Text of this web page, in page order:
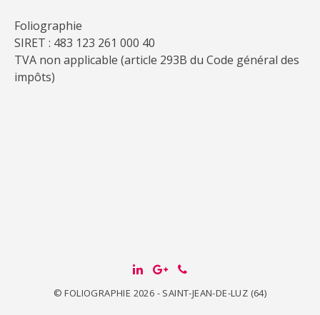
Foliographie
SIRET : 483 123 261 000 40
TVA non applicable (article 293B du Code général des
impôts)
© FOLIOGRAPHIE 2026 - SAINT-JEAN-DE-LUZ (64)